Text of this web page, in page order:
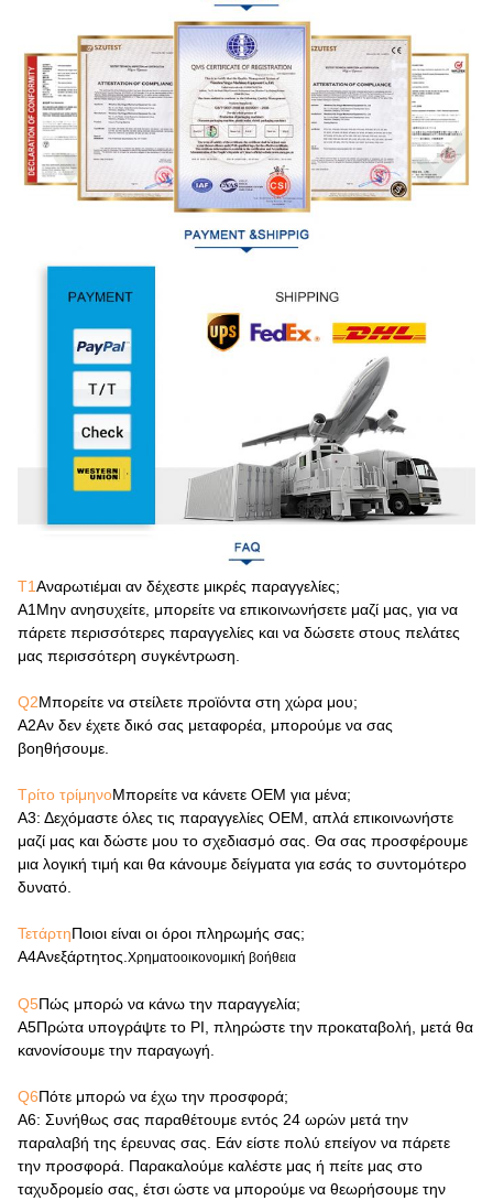
Τ1Αναρωτιέμαι αν δέχεστε μικρές παραγγελίες;
Α1 Μην ανησυχείτε, μπορείτε να επικοινωνήσετε μαζί μας, για να
πάρετε περισσότερες παραγγελίες και να δώσετε στους πελάτες
μας περισσότερη συγκέντρωση.
Q2Μπορείτε να στείλετε προϊόντα στη χώρα μου;
Α2Αν δεν έχετε δικό σας μεταφορέα, μπορούμε να σας
βοηθήσουμε.
Τρίτο τρίμηνοΜπορείτε να κάνετε OEM για μένα;
Α3: Δεχόμαστε όλες τις παραγγελίες OEM, απλά επικοινωνήστε
μαζί μας και δώστε μου το σχεδιασμό σας. Θα σας προσφέρουμε
μια λογική τιμή και θα κάνουμε δείγματα για εσάς το συντομότερο
δυνατό.
ΤετάρτηΠοιοι είναι οι όροι πληρωμής σας;
Α4Ανεξάρτητος. Χρηματοοικονομική βοήθεια
Q5Πώς μπορώ να κάνω την παραγγελία;
Α5Πρώτα υπογράψτε το PI, πληρώστε την προκαταβολή, μετά θα
κανονίσουμε την παραγωγή.
Q6Πότε μπορώ να έχω την προσφορά;
Α6: Συνήθως σας παραθέτουμε εντός 24 ωρών μετά την
παραλαβή της έρευνας σας. Εάν είστε πολύ επείγον να πάρετε
την προσφορά. Παρακαλούμε καλέστε μας ή πείτε μας στο
ταχυδρομείο σας, έτσι ώστε να μπορούμε να θεωρήσουμε την